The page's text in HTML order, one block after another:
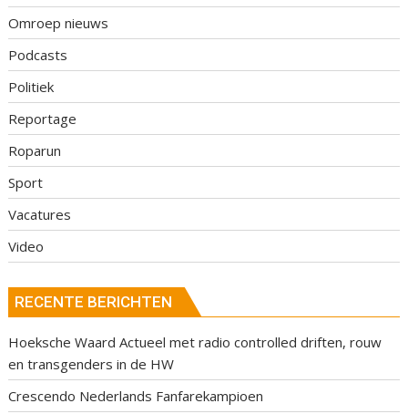
Omroep nieuws
Podcasts
Politiek
Reportage
Roparun
Sport
Vacatures
Video
RECENTE BERICHTEN
Hoeksche Waard Actueel met radio controlled driften, rouw
en transgenders in de HW
Crescendo Nederlands Fanfarekampioen